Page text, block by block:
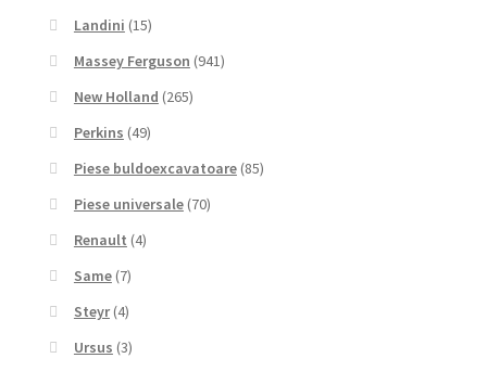
Landini (15)
Massey Ferguson (941)
New Holland (265)
Perkins (49)
Piese buldoexcavatoare (85)
Piese universale (70)
Renault (4)
Same (7)
Steyr (4)
Ursus (3)